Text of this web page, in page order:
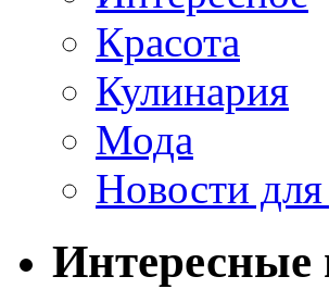
Красота
Кулинария
Мода
Новости
Интересные